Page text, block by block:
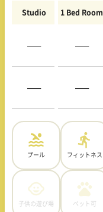
Studio 1 Bed Room
—– —–
—– —–
プール フィットネス
子供の遊び場 ペット可